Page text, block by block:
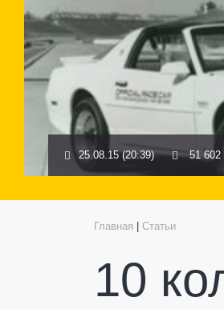
25.08.15 (20:39) 51 602
Главная Статьи
10